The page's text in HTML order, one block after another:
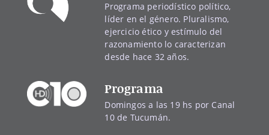
Programa periodístico político,
líder en el género. Pluralismo,
ejercicio ético y estímulo del
razonamiento lo caracterizan
desde hace 32 años.
Programa
Domingos a las 19 hs por Canal
10 de Tucumán.